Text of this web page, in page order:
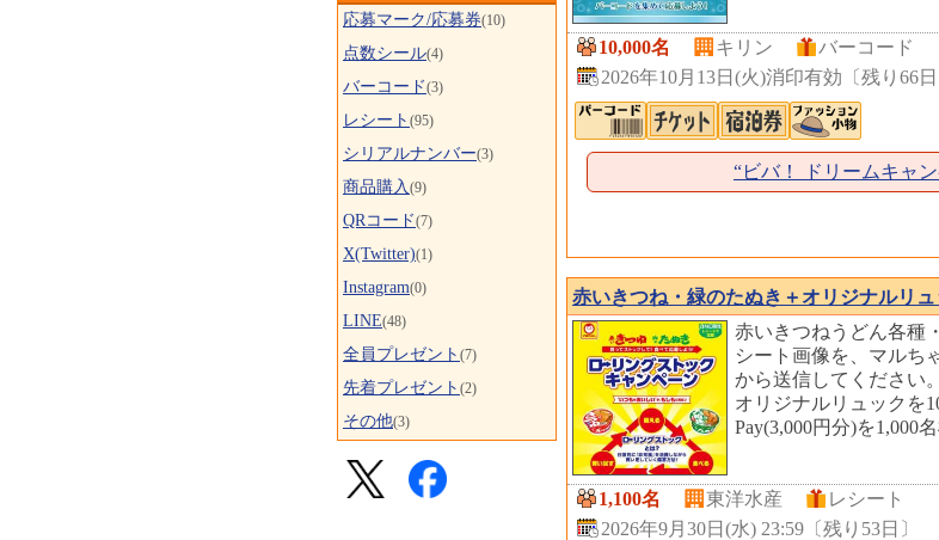
10,000名 キリン
バーコード
2026年10月13日(火)消印有効 〔残り66日
“ビバ！ ドリームキャ
赤いきつね・緑のたぬき＋オリジナルリ
赤いきつねうどん各種
シート画像を、マルち
から送信してください
オリジナルリュックを
Pay(3,000円分)を1,000
1,100名 東洋水産
レシート
2026年9月30日(水) 23:59 〔残り53日 〕
応募マーク/応募券(10)
点数シール(4)
バーコード(3)
レシート (95)
シリアルナンバー(3)
商品購入(9)
QRコード(7)
X(Twitter)(1)
Instagram(0)
LINE(48)
全員プレゼント (7)
先着プレゼント (2)
その他(3)